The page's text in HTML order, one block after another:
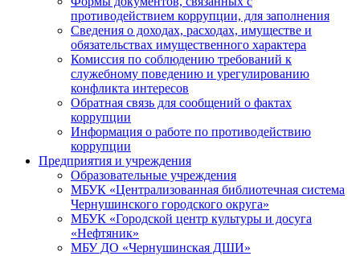
противодействием коррупции, для заполнения
Сведения о доходах, расходах, имуществе и
обязательствах имущественного характера
Комиссия по соблюдению требований к
служебному поведению и урегулированию
конфликта интересов
Обратная связь для сообщений о фактах
коррупции
Информация о работе по противодействию
коррупции
Предприятия и учреждения
Образовательные учреждения
МБУК «Централизованная библиотечная система
Чернушинского городского округа»
МБУК «Городской центр культуры и досуга
«Нефтяник»
МБУ ДО «Чернушинская ДШИ»